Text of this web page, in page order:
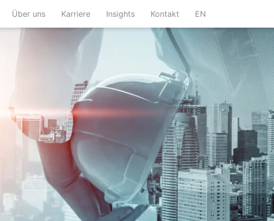
(current)
Über uns(current)
Karriere(current)
Insights(current)
Kontakt (current)
EN